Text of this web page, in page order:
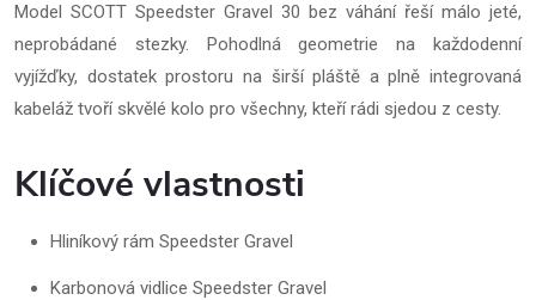
Model SCOTT Speedster Gravel 30 bez váhání řeší málo jeté,
neprobádané stezky. Pohodlná geometrie na každodenní
vyjížďky, dostatek prostoru na širší pláště a plně integrovaná
kabeláž tvoří skvělé kolo pro všechny, kteří rádi sjedou z cesty.
Klíčové vlastnosti
Hliníkový rám Speedster Gravel
Karbonová vidlice Speedster Gravel